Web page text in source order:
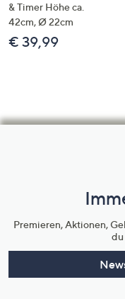
& Timer Höhe ca.
42cm, Ø 22cm
€ 39,99
Premieren, Aktionen,
du